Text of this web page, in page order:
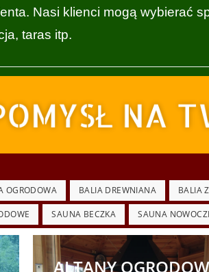
Nasi klienci mogą wybierać
taras itp.
POMYSŁ
OGRODOWA BALIA DREWNIANA BALIA
SAUNA BECZKA SAUNA
ALTANY